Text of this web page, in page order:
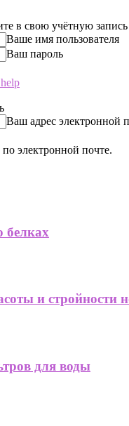
в свою учётную запись
Ваше имя пользователя
Ваш пароль
Ваш адрес электронной
электронной почте.
и стройности
для воды